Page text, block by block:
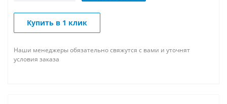
Купить в 1 клик
Наши менеджеры обязательно свяжутся с вами и уточнят
условия заказа